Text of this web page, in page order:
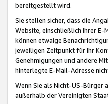
bereitgestellt wird.
Sie stellen sicher, dass die
Website, einschließlich Ihrer
können etwaige
jeweiligen Zeitpunkt für Ihr
Genehmigungen und andere
hinterlegte E-Mail-Adresse
Wenn Sie als Nicht-US-Bürger
außerhalb der Vereinigten